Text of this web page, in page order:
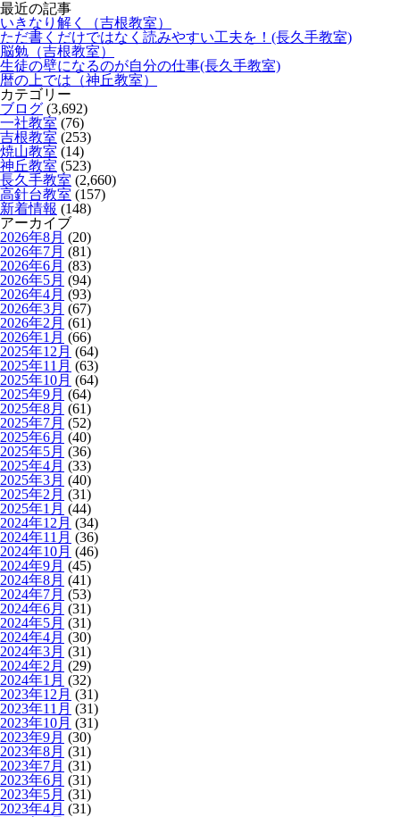
最近の記事
いきなり解く（吉根教室）
ただ書くだけではなく読みやすい工夫を！(長久手教室)
脳勉（吉根教室）
生徒の壁になるのが自分の仕事(長久手教室)
暦の上では（神丘教室）
カテゴリー
ブログ (3,692)
一社教室 (76)
吉根教室 (253)
焼山教室 (14)
神丘教室 (523)
長久手教室 (2,660)
高針台教室 (157)
新着情報 (148)
アーカイブ
2026年8月 (20)
2026年7月 (81)
2026年6月 (83)
2026年5月 (94)
2026年4月 (93)
2026年3月 (67)
2026年2月 (61)
2026年1月 (66)
2025年12月 (64)
2025年11月 (63)
2025年10月 (64)
2025年9月 (64)
2025年8月 (61)
2025年7月 (52)
2025年6月 (40)
2025年5月 (36)
2025年4月 (33)
2025年3月 (40)
2025年2月 (31)
2025年1月 (44)
2024年12月 (34)
2024年11月 (36)
2024年10月 (46)
2024年9月 (45)
2024年8月 (41)
2024年7月 (53)
2024年6月 (31)
2024年5月 (31)
2024年4月 (30)
2024年3月 (31)
2024年2月 (29)
2024年1月 (32)
2023年12月 (31)
2023年11月 (31)
2023年10月 (31)
2023年9月 (30)
2023年8月 (31)
2023年7月 (31)
2023年6月 (31)
2023年5月 (31)
2023年4月 (31)